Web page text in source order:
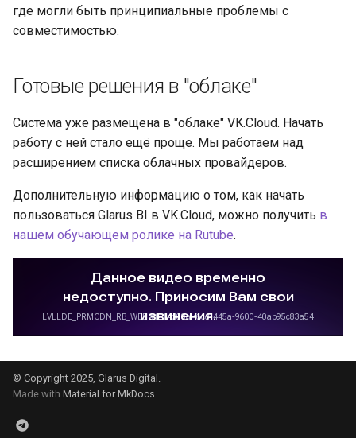
з
а
и
я
п
с
Действия
организация
Инструменты
где могли быть принципиальные проблемы с
совместимостью.
Готовые решения в "облаке"
Система уже размещена в "облаке" VK.Cloud. Начать
работу с ней стало ещё проще. Мы работаем над
расширением списка облачных провайдеров.
Дополнительную информацию о том, как начать
пользоваться Glarus BI в VK.Cloud, можно получить в
нашем обучающем ролике на Rutube.
© Copyright 2025, Glarus Digital.
Made with Material for MkDocs